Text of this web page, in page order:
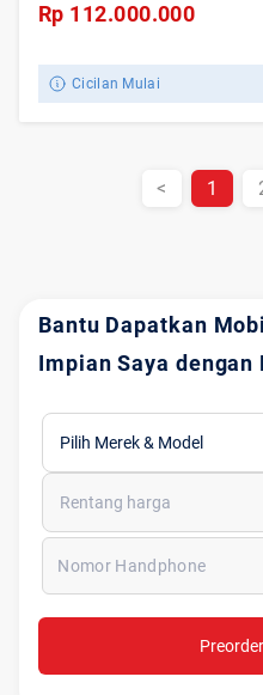
Rp 112.000.000
Cicilan Mulai
< 1
Bantu Dapatkan Mobil
Impian Saya dengan
Pilih Merek & Model
Rentang harga
Nomor Handphone